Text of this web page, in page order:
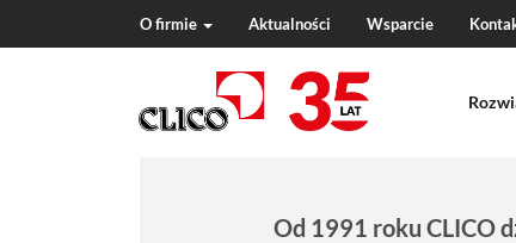
O firmie Aktualności Wsparcie
Od 1991 roku CLICO